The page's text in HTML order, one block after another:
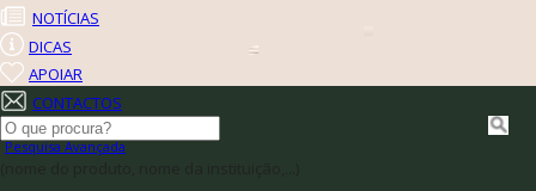
NOTÍCIAS
DICAS
APOIAR
CONTACTOS
Pesquisa Avançada